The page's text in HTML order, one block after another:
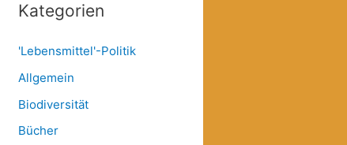
Kategorien
'Lebensmittel'-Politik
Allgemein
Biodiversität
Bücher